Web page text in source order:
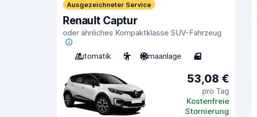
Ausgezeichneter Service
Renault Captur
oder ähnliches Kompaktklasse SUV-Fahrzeug
Automatik 5 Klimaanlage 4
53,08 €
pro Tag
Kostenfreie
Stornierung